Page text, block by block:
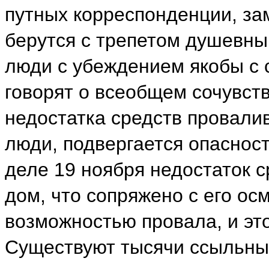
путных корреспонденции,
берутся с трепетом
люди с убеждением якобы с
говорят о всеобщем
недостатка средств
люди, подвергается
деле 19 ноября недостаток
дом, что сопряжено с его
возможностью провала, и
Существуют тысячи